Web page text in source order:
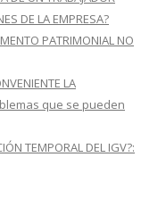
DE LA EMPRESA?
PATRIMONIAL NO
LA
que se pueden
TEMPORAL DEL IGV?: